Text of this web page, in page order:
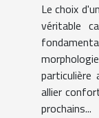
Le choix
véritable
particulière
allier
prochains...